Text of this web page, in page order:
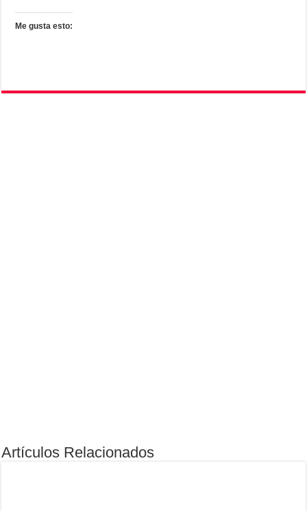
Me gusta esto:
Artículos Relacionados